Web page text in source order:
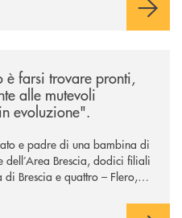
è farsi trovare pronti,
alle mutevoli
evoluzione".
e padre di una bambina di
Brescia, dodici filiali
Brescia e quattro – Flero,